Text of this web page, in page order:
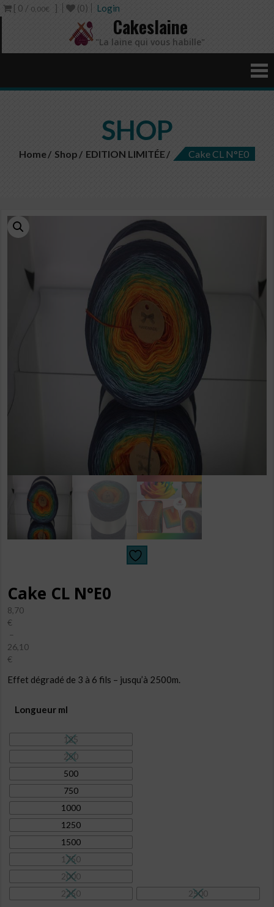
[ 0 / 0,00€ ] (0) Login
Cakeslaine
"La laine qui vous habille"
SHOP
Home Shop EDITION LIMITÉE Cake CL N°E0
Cake CL N°E0
8,70
€
–
26,10
€
de
8,70€
26,10€
Effet dégradé de 3 à 6 fils – jusqu’à 2500m.
Longueur ml
125
250
500
750
1000
1250
1500
1750
2000
2250
2500